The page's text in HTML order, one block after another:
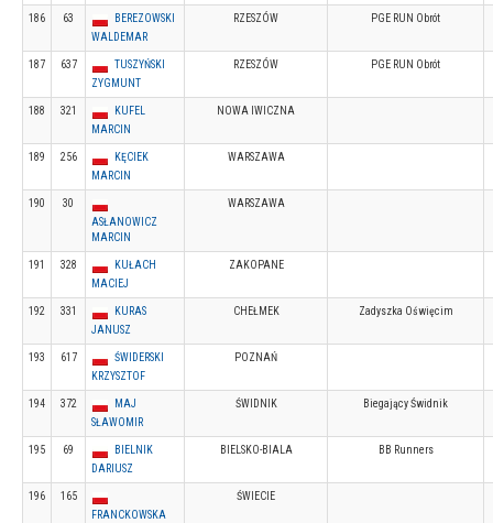
186 63
BEREZOWSKI
WALDEMAR
RZESZÓW PGE RUN Obrót
187 637
TUSZYŃSKI
ZYGMUNT
RZESZÓW PGE RUN Obrót
188 321
KUFEL
MARCIN
NOWA IWICZNA
189 256
KĘCIEK
MARCIN
WARSZAWA
190
30
ASŁANOWICZ
MARCIN
WARSZAWA
191 328
KUŁACH
MACIEJ
ZAKOPANE
192 331
KURAS
JANUSZ
CHEŁMEK Zadyszka Oświęcim
193 617
ŚWIDERSKI
KRZYSZTOF
POZNAŃ
194 372
MAJ
SŁAWOMIR
ŚWIDNIK Biegający Świdnik
195 69
BIELNIK
DARIUSZ
BIELSKO-BIALA BB Runners
196
165
FRANCKOWSKA
ŚWIECIE